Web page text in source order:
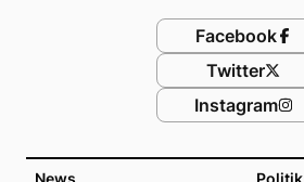
News Politik
Facebook
Twitter
Instagram